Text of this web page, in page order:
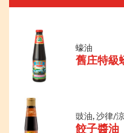
蠔油
舊庄特級
豉油, 沙律/
餃子醬油